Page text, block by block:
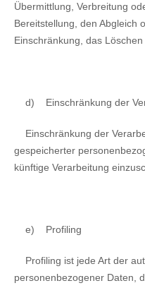
Übermittlung, Verbreitung
Bereitstellung, den Abgleich
Einschränkung, das Löschen
d) Einschränkung der
Einschränkung der
gespeicherter
künftige Verarbeitung
e) Profiling
Profiling ist jede Art der
personenbezogener Daten,